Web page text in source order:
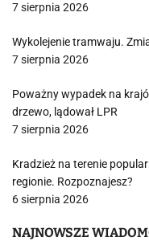
7 sierpnia 2026
Wykolejenie tramwaju.
7 sierpnia 2026
Poważny wypadek na
drzewo, lądował LPR
7 sierpnia 2026
Kradzież na terenie
regionie. Rozpoznajesz?
6 sierpnia 2026
NAJNOWSZE